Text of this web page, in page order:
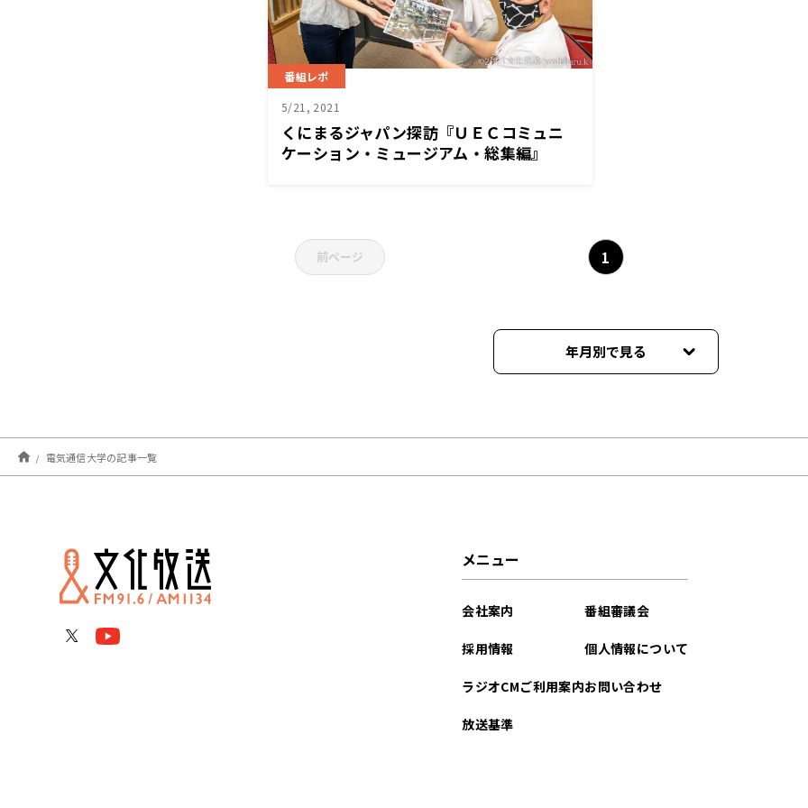
番組レポ
5/21, 2021
くにまるジャパン探訪『ＵＥＣコミュニ
ケーション・ミュージアム・総集編』
前ページ 1
年月別で見る
電気通信大学の記事一覧
メニュー
会社案内
採用情報
ラジオCMご利用案内
放送基準
番組審議会
個人情報について
お問い合わせ